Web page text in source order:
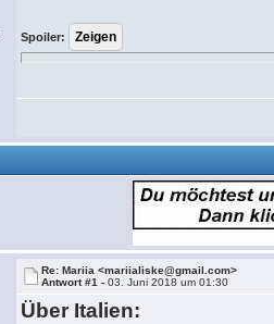
Spoiler:
Re: Mariia <mariialiske@gmail.com>
Antwort #1 -03. Juni 2018 um 01:30
Über Italien: